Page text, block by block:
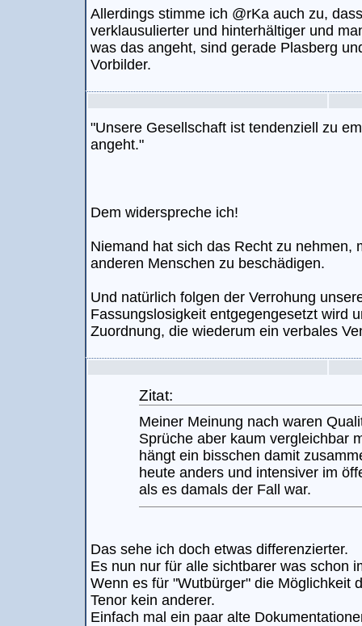
Allerdings stimme ich @rKa auch zu,
verklausulierter und hinterhältiger und
was das angeht, sind gerade Plasberg
Vorbilder.
"Unsere Gesellschaft ist tendenziell zu
angeht."
Dem widerspreche ich!
Niemand hat sich das Recht zu nehmen,
anderen Menschen zu beschädigen.
Und natürlich folgen der Verrohung
Fassungslosigkeit entgegengesetzt wird
Zuordnung, die wiederum ein verbales
Zitat:
Meiner Meinung nach waren
Sprüche aber kaum vergleichbar
hängt ein bisschen damit
heute anders und intensiver im
als es damals der Fall war.
Das sehe ich doch etwas differenzierter.
Es nun nur für alle sichtbarer was schon
Wenn es für "Wutbürger" die Möglichkeit
Tenor kein anderer.
Einfach mal ein paar alte